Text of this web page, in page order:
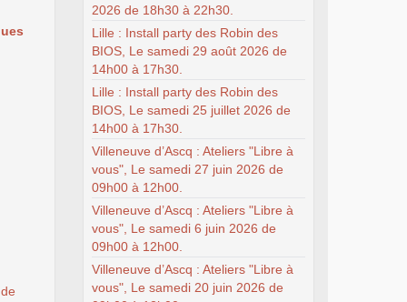
2026 de 18h30 à 22h30.
Lille : Install party des Robin des
BIOS, Le samedi 29 août 2026 de
14h00 à 17h30.
Lille : Install party des Robin des
BIOS, Le samedi 25 juillet 2026 de
14h00 à 17h30.
Villeneuve d’Ascq : Ateliers "Libre à
vous", Le samedi 27 juin 2026 de
09h00 à 12h00.
Villeneuve d’Ascq : Ateliers "Libre à
vous", Le samedi 6 juin 2026 de
09h00 à 12h00.
Villeneuve d’Ascq : Ateliers "Libre à
vous", Le samedi 20 juin 2026 de